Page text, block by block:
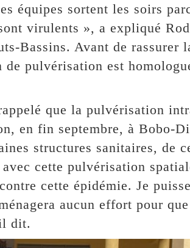
équipes sortent les soirs
virulents », a expliqué
Bassins. Avant de rassurer
pulvérisation est
que la pulvérisation
en fin septembre, à Bobo-
structures sanitaires, de
cette pulvérisation
cette épidémie. Je
aucun effort pour
dit.